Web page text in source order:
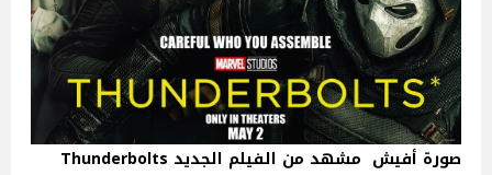
صورة أفيش مشهد من الفيلم الجديد Thunderbolts